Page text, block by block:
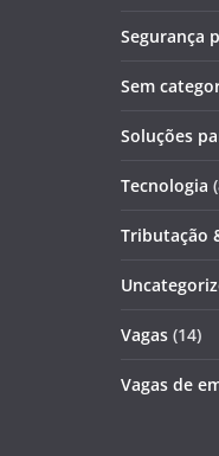
Segurança
Sem
Soluções
Tecnologia
Tributação
Vagas (14)
Vagas de